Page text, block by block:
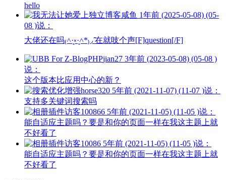
hello
咸鱼 1年前 (2025-05-08) (05-
08 )说：
大佬还在吗₍˄·͈༝·͈˄*₎◞ ̑̑在就吱个声[F]question[/F]
jian27 3年前 (2023-05-08) (05-08 )
说：
这个版本比应用中心的新？
horse320 5年前 (2021-11-07) (11-07 )说：
支持多关键词搜索吗
访客100866 5年前 (2021-11-05) (11-05 )说：
能自适应主题吗？要是和你的页面一样在我这主题上就
不好看了
访客10086 5年前 (2021-11-05) (11-05 )说：
能自适应主题吗？要是和你的页面一样在我这主题上就
不好看了